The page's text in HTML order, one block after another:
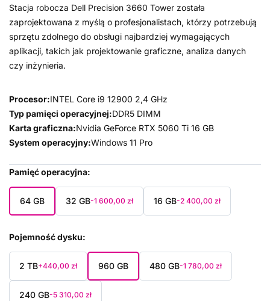
Stacja robocza Dell Precision 3660 Tower została
zaprojektowana z myślą o profesjonalistach, którzy potrzebują
sprzętu zdolnego do obsługi najbardziej wymagających
aplikacji, takich jak projektowanie graficzne, analiza danych
czy inżynieria.
Procesor:INTEL Core i9 12900 2,4 GHz
Typ pamięci operacyjnej:DDR5 DIMM
Karta graficzna:Nvidia GeForce RTX 5060 Ti 16 GB
System operacyjny:Windows 11 Pro
Pamięć operacyjna
64 GB 32 GB-1 600,00 zł 16 GB-2 400,00 zł
Pojemność dysku
2 TB+440,00 zł 960 GB 480 GB-1 780,00 zł
240 GB-5 310,00 zł